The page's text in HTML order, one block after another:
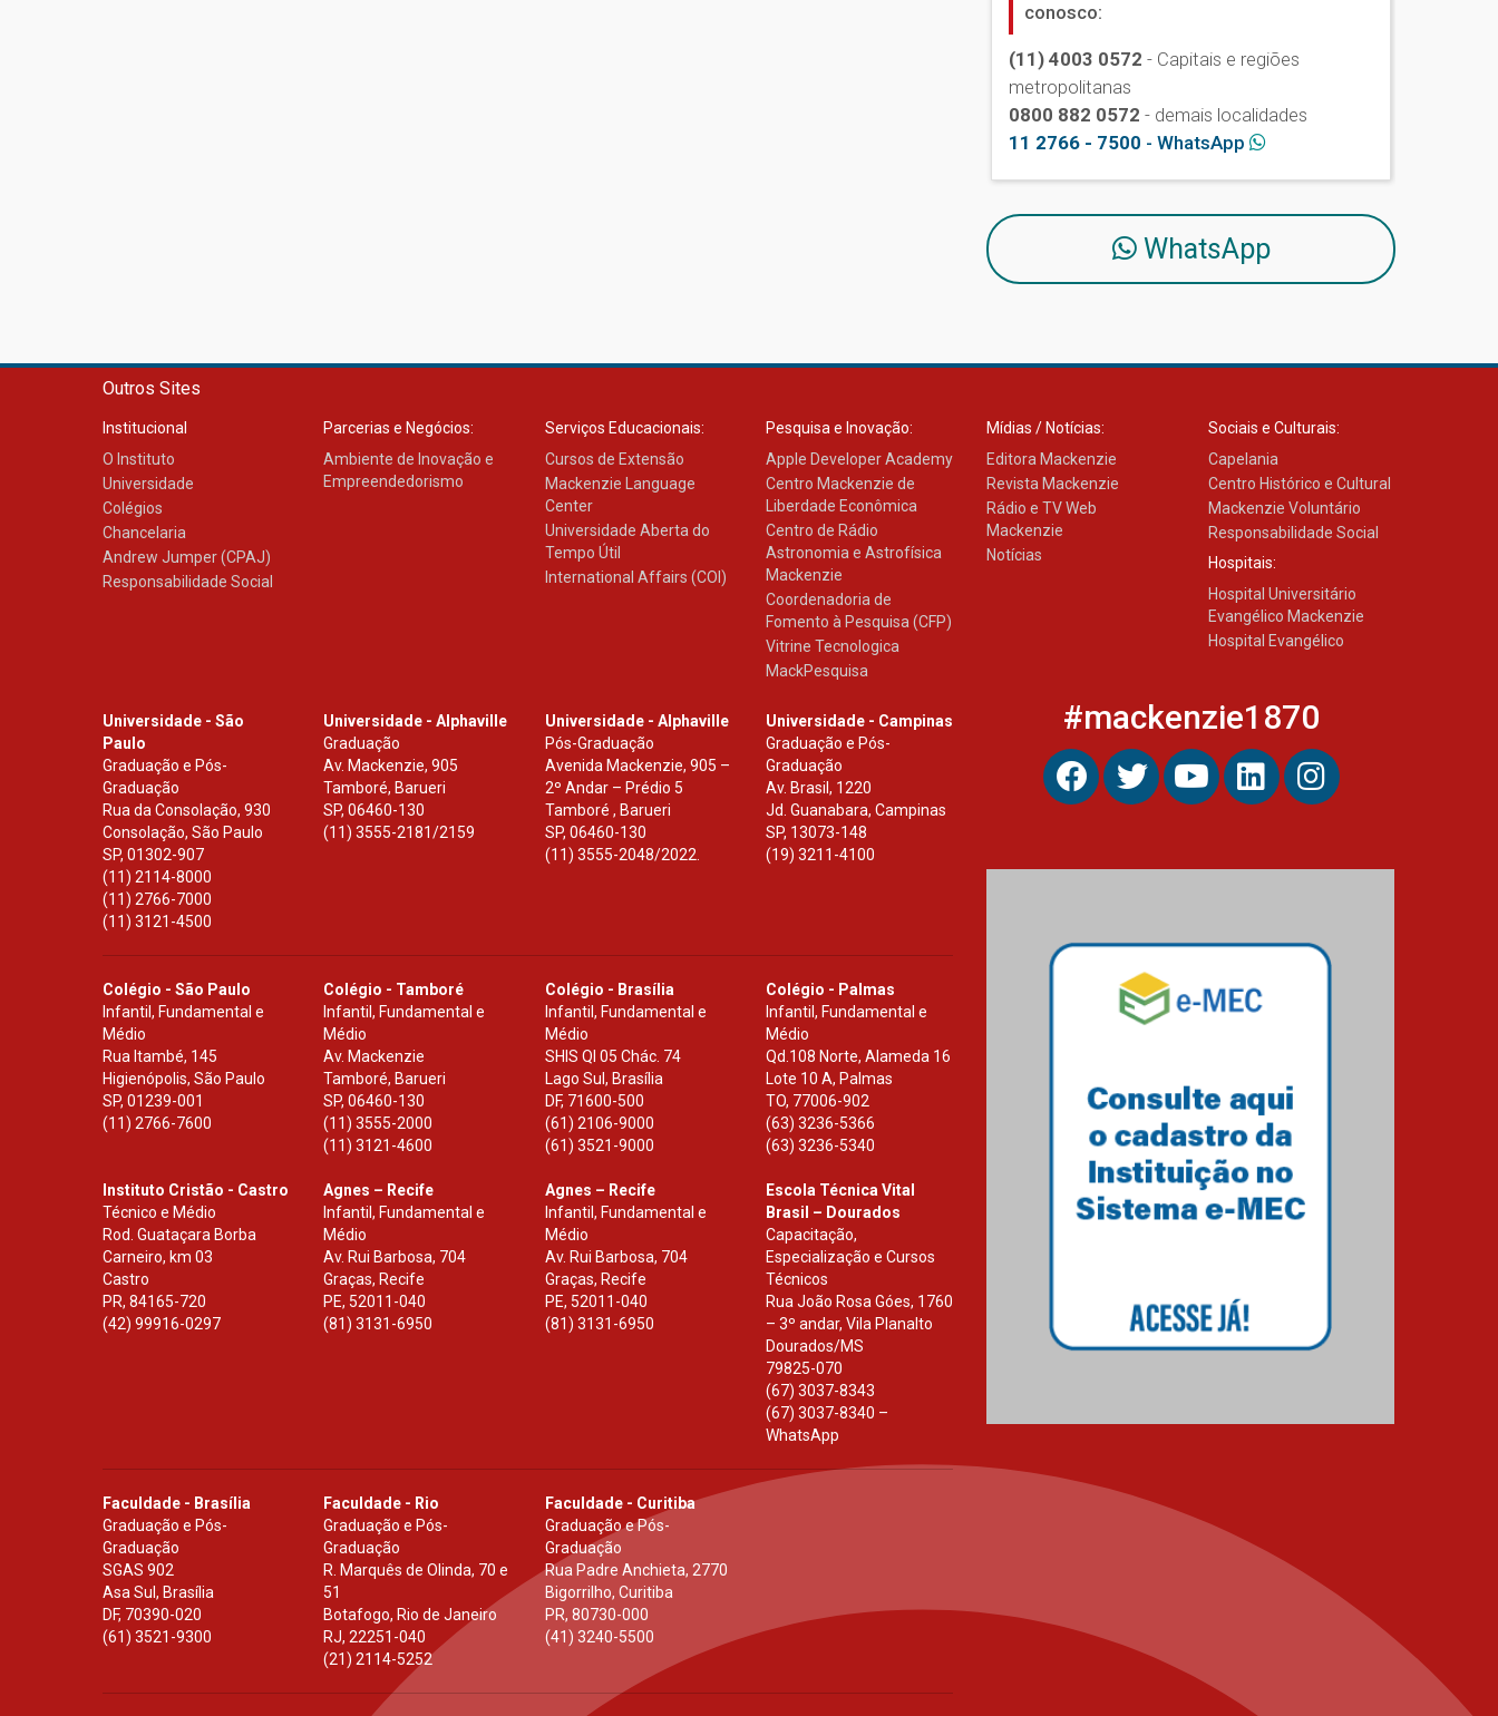
conosco:
(11) 4003 0572 - Capitais e regiões
metropolitanas
0800 882 0572 - demais localidades
11 2766 - 7500 - WhatsApp
WhatsApp
Outros Sites
Institucional
O Instituto
Universidade
Colégios
Chancelaria
Andrew Jumper (CPAJ)
Responsabilidade Social
Parcerias e Negócios:
Ambiente de Inovação e
Empreendedorismo
Serviços Educacionais:
Cursos de Extensão
Mackenzie Language
Center
Universidade Aberta do
Tempo Útil
International Affairs (COI)
Pesquisa e Inovação:
Apple Developer Academy
Centro Mackenzie de
Liberdade Econômica
Centro de Rádio
Astronomia e Astrofísica
Mackenzie
Coordenadoria de
Fomento à Pesquisa (CFP)
Vitrine Tecnologica
MackPesquisa
Mídias / Notícias:
Editora Mackenzie
Revista Mackenzie
Rádio e TV Web
Mackenzie
Notícias
Sociais e Culturais:
Capelania
Centro Histórico e Cultural
Mackenzie Voluntário
Responsabilidade Social
Hospitais:
Hospital Universitário
Evangélico Mackenzie
Hospital Evangélico
Universidade - São
Paulo
Graduação e Pós-
Graduação
Rua da Consolação, 930
Consolação, São Paulo
SP, 01302-907
(11) 2114-8000
(11) 2766-7000
(11) 3121-4500
Universidade - Alphaville
Graduação
Av. Mackenzie, 905
Tamboré, Barueri
SP,06460-130
(11) 3555-2181/2159
Universidade - Alphaville
Pós-Graduação
Avenida Mackenzie, 905 –
2º Andar – Prédio 5
Tamboré , Barueri
SP, 06460-130
(11) 3555-2048/2022.
Universidade - Campinas
Graduação e Pós-
Graduação
Av. Brasil, 1220
Jd. Guanabara, Campinas
SP, 13073-148
(19) 3211-4100
Colégio - São Paulo
Infantil, Fundamental e
Médio
Rua Itambé, 145
Higienópolis, São Paulo
SP, 01239-001
(11) 2766-7600
Colégio - Tamboré
Infantil, Fundamental e
Médio
Av. Mackenzie
Tamboré, Barueri
SP,06460-130
(11) 3555-2000
(11) 3121-4600
Colégio - Brasília
Infantil, Fundamental e
Médio
SHIS Ql 05 Chác. 74
Lago Sul, Brasília
DF, 71600-500
(61) 2106-9000
(61) 3521-9000
Colégio - Palmas
Infantil, Fundamental e
Médio
Qd.108 Norte, Alameda 16
Lote 10 A, Palmas
TO, 77006-902
(63) 3236-5366
(63) 3236-5340
Instituto Cristão - Castro
Técnico e Médio
Rod. Guataçara Borba
Carneiro, km 03
Castro
PR, 84165-720
(42) 99916-0297
Agnes – Recife
Infantil, Fundamental e
Médio
Av. Rui Barbosa, 704
Graças, Recife
PE, 52011-040
(81) 3131-6950
Agnes – Recife
Infantil, Fundamental e
Médio
Av. Rui Barbosa, 704
Graças, Recife
PE, 52011-040
(81) 3131-6950
Escola Técnica Vital
Brasil – Dourados
Capacitação,
Especialização e Cursos
Técnicos
Rua João Rosa Góes, 1760
– 3º andar, Vila Planalto
Dourados/MS
79825-070
(67) 3037-8343
(67) 3037-8340 –
WhatsApp
Faculdade - Brasília
Graduação e Pós-
Graduação
SGAS 902
Asa Sul, Brasília
DF, 70390-020
(61) 3521-9300
Faculdade - Rio
Graduação e Pós-
Graduação
R. Marquês de Olinda, 70 e
51
Botafogo, Rio de Janeiro
RJ,22251-040
(21) 2114-5252
Faculdade - Curitiba
Graduação e Pós-
Graduação
Rua Padre Anchieta, 2770
Bigorrilho, Curitiba
PR, 80730-000
(41) 3240-5500
#mackenzie1870